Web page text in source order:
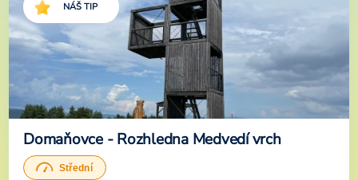
NÁŠ TIP
Domaňovce - Rozhledna Medvedí vrch